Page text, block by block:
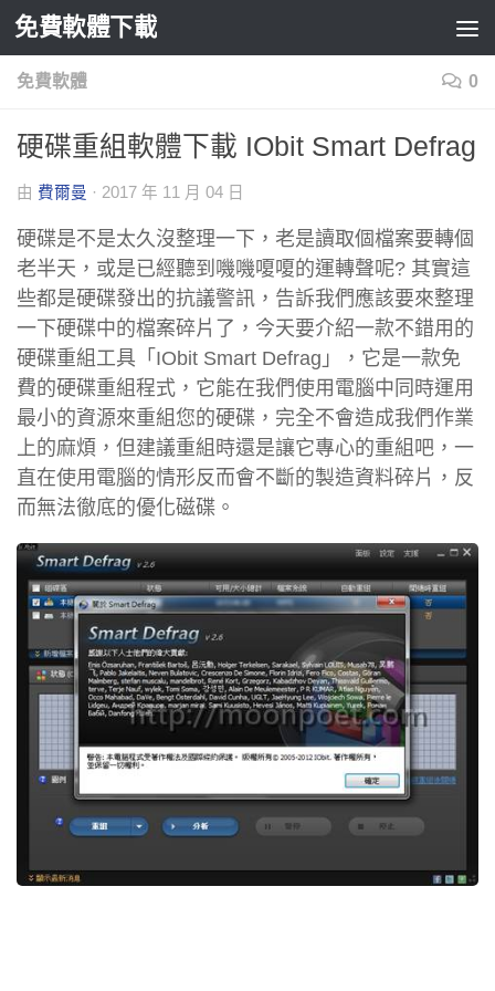
Skip to content
免費軟體下載
免費軟體 0
硬碟重組軟體下載 IObit Smart Defrag
由 費爾曼 · 2017 年 11 月 04 日
硬碟是不是太久沒整理一下，老是讀取個檔案要轉個
老半天，或是已經聽到嘰嘰嗄嗄的運轉聲呢? 其實這
些都是硬碟發出的抗議警訊，告訴我們應該要來整理
一下硬碟中的檔案碎片了，今天要介紹一款不錯用的
硬碟重組工具「IObit Smart Defrag」，它是一款免
費的硬碟重組程式，它能在我們使用電腦中同時運用
最小的資源來重組您的硬碟，完全不會造成我們作業
上的麻煩，但建議重組時還是讓它專心的重組吧，一
直在使用電腦的情形反而會不斷的製造資料碎片，反
而無法徹底的優化磁碟。